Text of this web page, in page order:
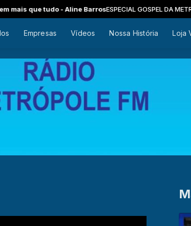
- Aline BarrosESPECIAL GOSPEL DA METRÓPOLE FM
Empresas Vídeos Nossa História Loja